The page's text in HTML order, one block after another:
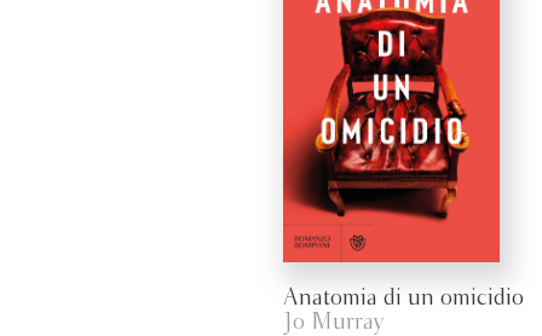
Anatomia di un omicidio
Jo Murray